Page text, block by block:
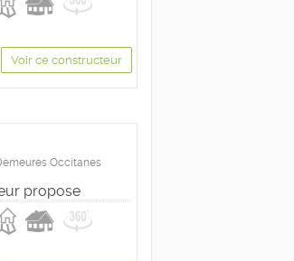
Voir ce constructeur
Occitanes
propose